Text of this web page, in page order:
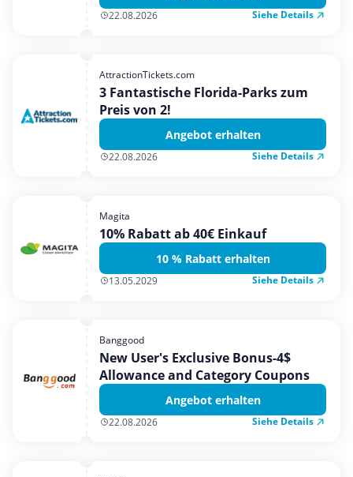
22.08.2026 Siehe Details
AttractionTickets.com
3 Fantastische Florida-Parks zum
Preis von 2!
Angebot erhalten
22.08.2026 Siehe Details
Magita
10% Rabatt ab 40€ Einkauf
10 % Rabatt erhalten
13.05.2029 Siehe Details
Banggood
New User's Exclusive Bonus-4$
Allowance and Category Coupons
Angebot erhalten
22.08.2026 Siehe Details